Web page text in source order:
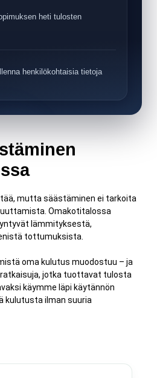
heti tulosten
henkilökohtaisia tietoja
mutta säästäminen ei tarkoita
Omakotitalossa
lämmityksestä,
tottumuksista.
oma kulutus muodostuu – ja
jotka tuottavat tulosta
käymme läpi käytännön
kulutusta ilman suuria